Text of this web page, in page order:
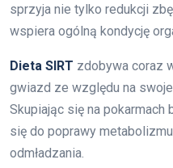
sprzyja nie tylko redukcji
wspiera ogólną kondycję
Dieta SIRT zdobywa coraz
gwiazd ze względu na
Skupiając się na
się do poprawy
odmładzania.